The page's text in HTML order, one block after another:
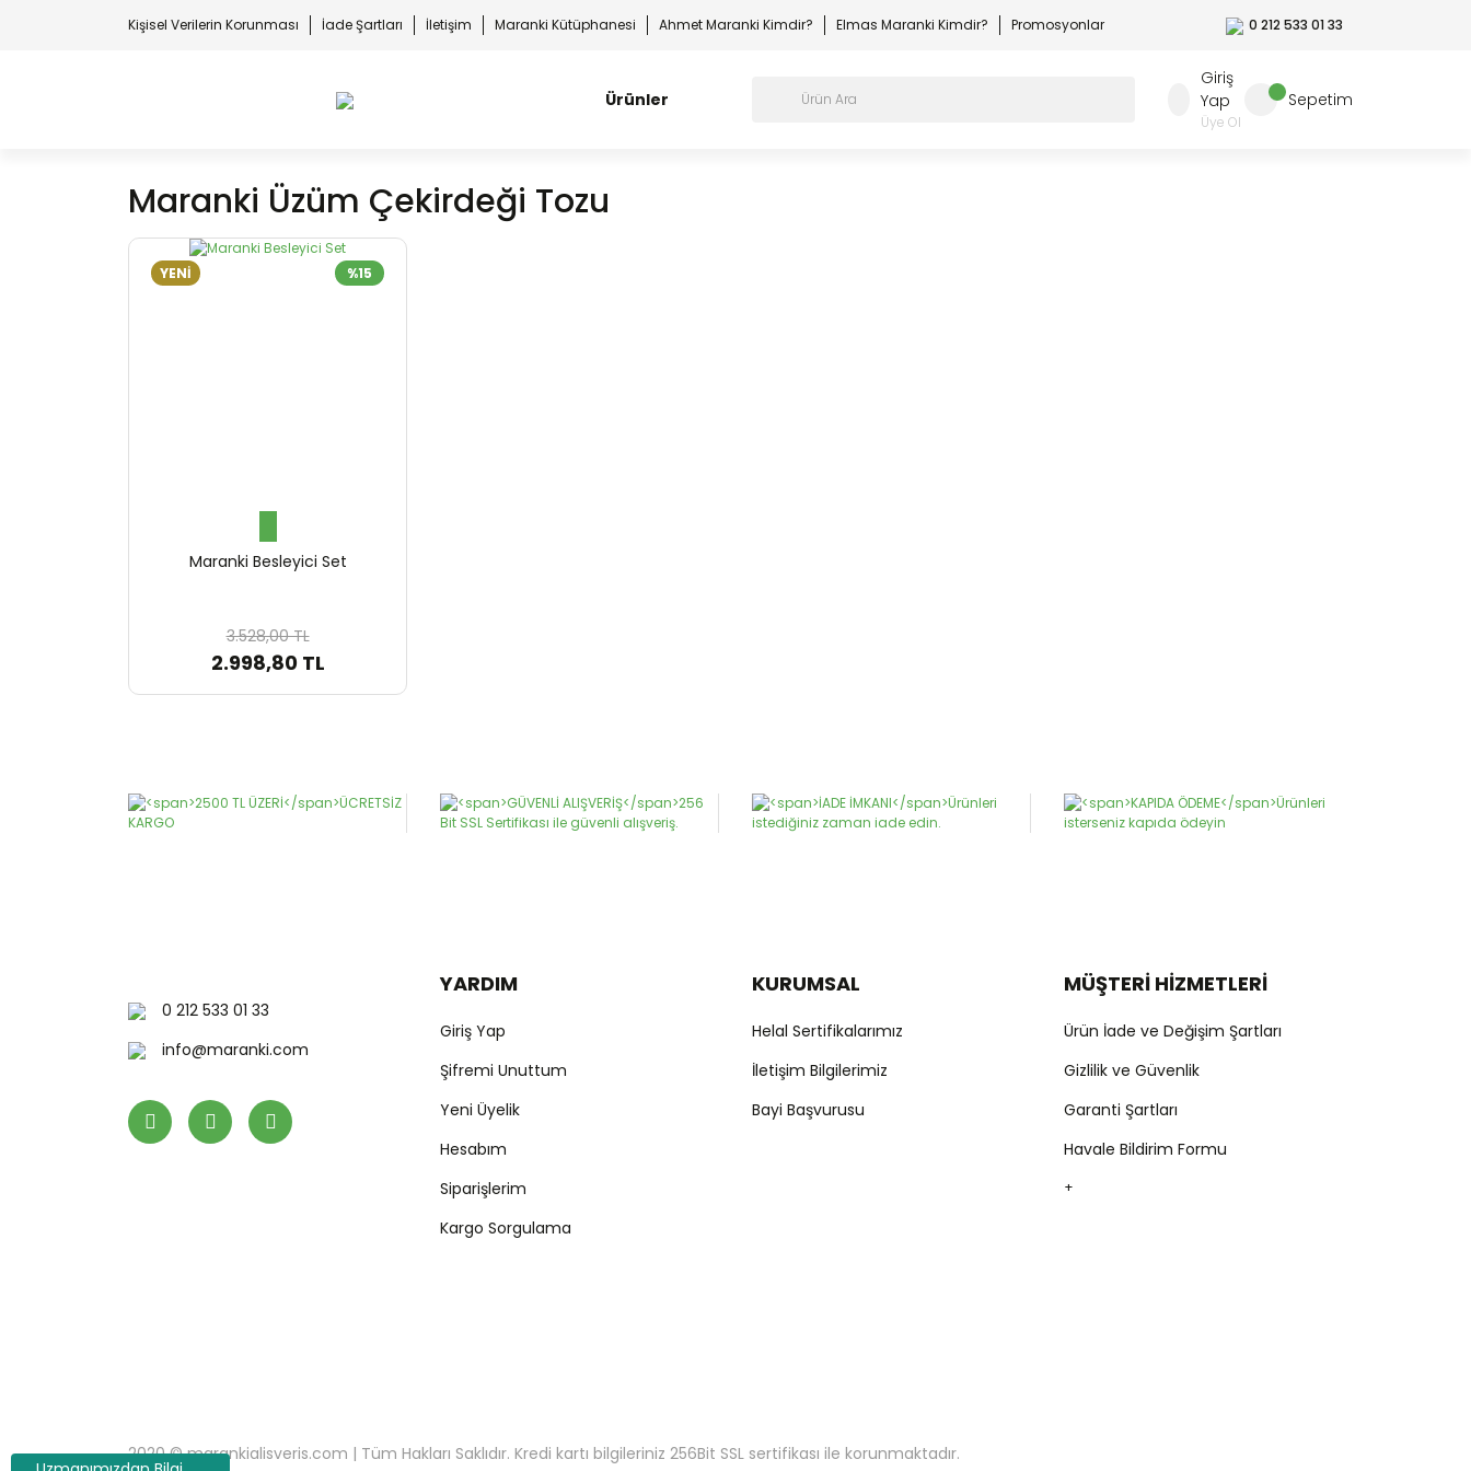
Kişisel Verilerin Korunması İade Şartları İletişim Maranki Kütüphanesi Ahmet Maranki Kimdir? Elmas Maranki Kimdir? Promosyonlar 0 212 533 01 33
Ürünler
Giriş
Yap
Üye Ol
Sepetim
Maranki Üzüm Çekirdeği Tozu
%15
YENİ
Maranki Besleyici Set
3.528,00 TL
2.998,80 TL
0 212 533 01 33
info@maranki.com
YARDIM
Giriş Yap
Şifremi Unuttum
Yeni Üyelik
Hesabım
Siparişlerim
Kargo Sorgulama
KURUMSAL
Helal Sertifikalarımız
İletişim Bilgilerimiz
Bayi Başvurusu
MÜŞTERİ HİZMETLERİ
Ürün İade ve Değişim Şartları
Gizlilik ve Güvenlik
Garanti Şartları
Havale Bildirim Formu
+
2020 © marankialisveris.com | Tüm Hakları Saklıdır. Kredi kartı bilgileriniz 256Bit SSL sertifikası ile korunmaktadır.